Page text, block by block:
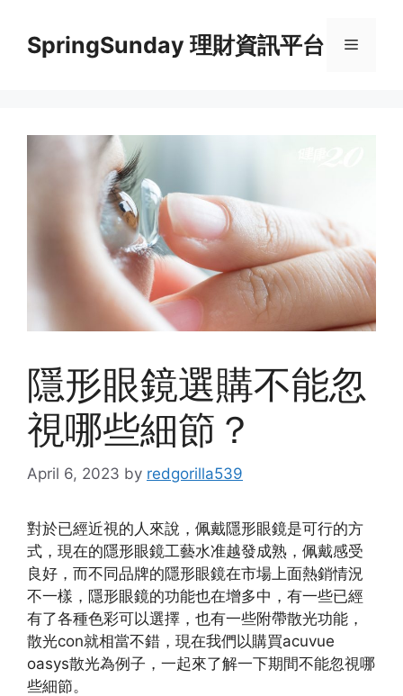
contentSpringSunday 理財資訊平台 Menu
隱形眼鏡選購不能忽
視哪些細節？
April 6, 2023 by redgorilla539
對於已經近視的人來說，佩戴隱形眼鏡是可行的方
式，現在的隱形眼鏡工藝水准越發成熟，佩戴感受
良好，而不同品牌的隱形眼鏡在市場上面熱銷情況
不一樣，隱形眼鏡的功能也在增多中，有一些已經
有了各種色彩可以選擇，也有一些附帶散光功能，
散光con就相當不錯，現在我們以購買acuvue
oasys散光為例子，一起來了解一下期間不能忽視哪
些細節。